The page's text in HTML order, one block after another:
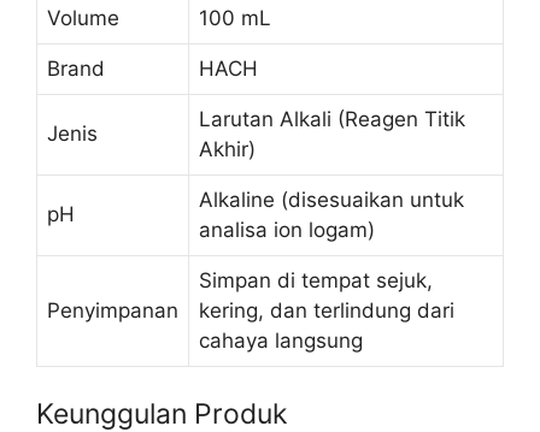
Volume 100 mL
Brand HACH
Jenis
Larutan Alkali (Reagen Titik
Akhir)
pH
Alkaline (disesuaikan untuk
analisa ion logam)
Penyimpanan
Simpan di tempat sejuk,
kering, dan terlindung dari
cahaya langsung
Keunggulan Produk